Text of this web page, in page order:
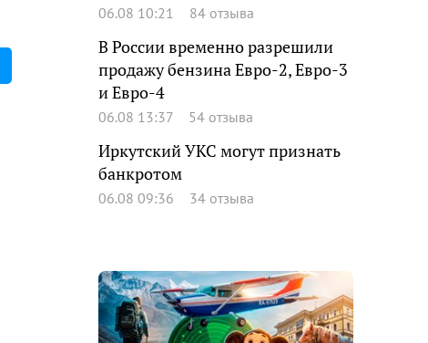
06.08 10:21 84 отзыва
В России временно разрешили
продажу бензина Евро-2, Евро-3
и Евро-4
06.08 13:37 54 отзыва
Иркутский УКС могут признать
банкротом
06.08 09:36 34 отзыва